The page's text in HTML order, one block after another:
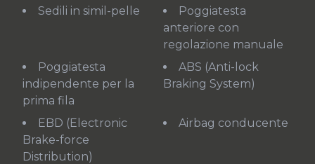
Sedili in simil-pelle
Poggiatesta
anteriore con
regolazione manuale
Poggiatesta
indipendente per la
prima fila
ABS (Anti-lock
Braking System)
EBD (Electronic
Brake-force
Distribution)
Airbag conducente